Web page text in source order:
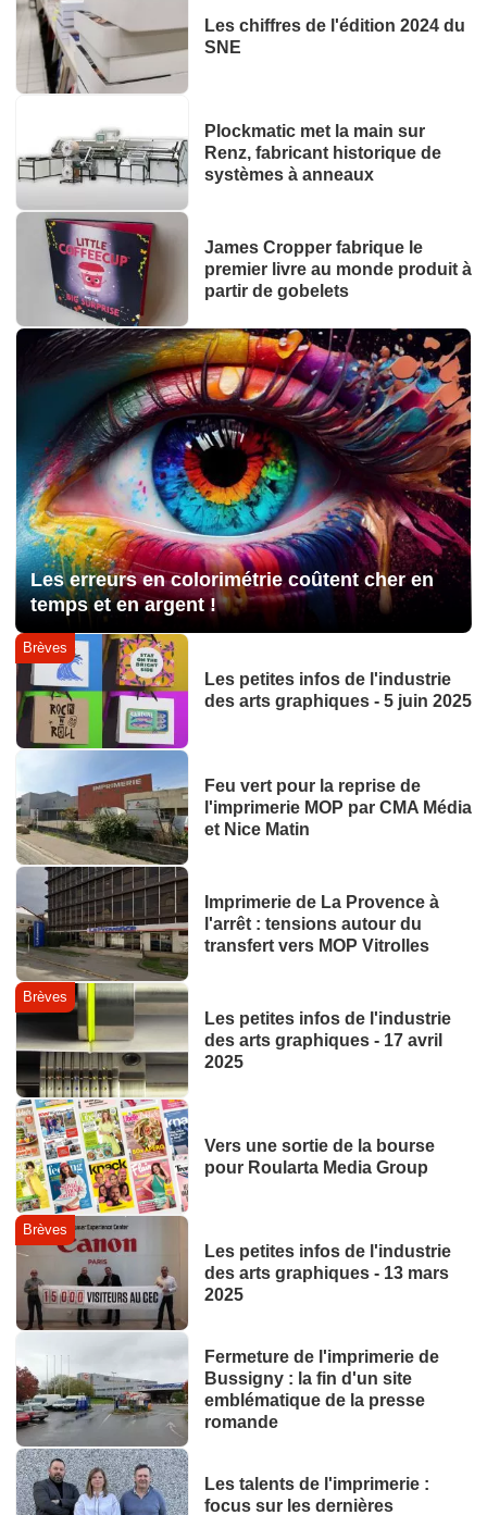
Les chiffres de l'édition 2024 du
SNE
Plockmatic met la main sur
Renz, fabricant historique de
systèmes à anneaux
James Cropper fabrique le
premier livre au monde produit à
partir de gobelets
Les erreurs en colorimétrie coûtent cher en
temps et en argent !
Brèves
Les petites infos de l'industrie
des arts graphiques - 5 juin 2025
Feu vert pour la reprise de
l'imprimerie MOP par CMA Média
et Nice Matin
Imprimerie de La Provence à
l'arrêt : tensions autour du
transfert vers MOP Vitrolles
Brèves
Les petites infos de l'industrie
des arts graphiques - 17 avril
2025
Vers une sortie de la bourse
pour Roularta Media Group
Brèves
Les petites infos de l'industrie
des arts graphiques - 13 mars
2025
Fermeture de l'imprimerie de
Bussigny : la fin d'un site
emblématique de la presse
romande
Les talents de l'imprimerie :
focus sur les dernières